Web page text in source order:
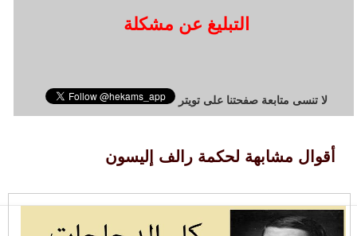
التبليغ عن مشكلة
لا تنسى متابعة صفحتنا على تويتر
أقوال مشابهة لحكمة رالف إليسون